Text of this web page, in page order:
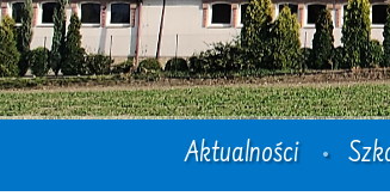
Aktualności